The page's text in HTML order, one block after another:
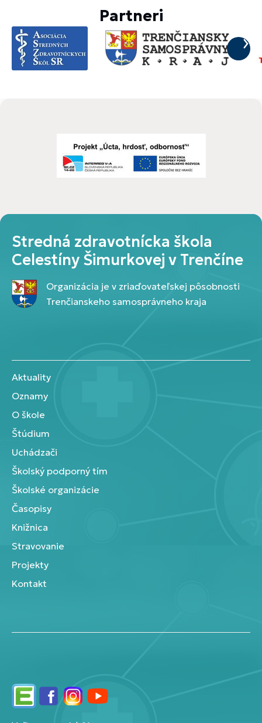
Partneri
Stredná zdravotnícka škola
Celestíny Šimurkovej v Trenčíne
Organizácia je v zriaďovateľskej pôsobnosti
Trenčianskeho samosprávneho kraja
Aktuality
Oznamy
O škole
Štúdium
Uchádzači
Školský podporný tím
Školské organizácie
Časopisy
Knižnica
Stravovanie
Projekty
Kontakt
EdupageFacebookInstagram
YouTube